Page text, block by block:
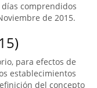
comprendidos
de 2015.
para efectos de
establecimientos
del concepto